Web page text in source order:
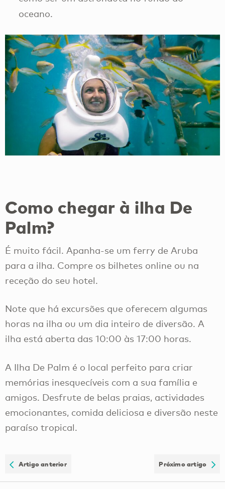
oceano.
Como chegar à ilha De
Palm?
É muito fácil. Apanha-se um ferry de Aruba
para a ilha. Compre os bilhetes online ou na
receção do seu hotel.
Note que há excursões que oferecem algumas
horas na ilha ou um dia inteiro de diversão. A
ilha está aberta das 10:00 às 17:00 horas.
A Ilha De Palm é o local perfeito para criar
memórias inesquecíveis com a sua família e
amigos. Desfrute de belas praias, actividades
emocionantes, comida deliciosa e diversão neste
paraíso tropical.
Artigo anterior Próximo artigo